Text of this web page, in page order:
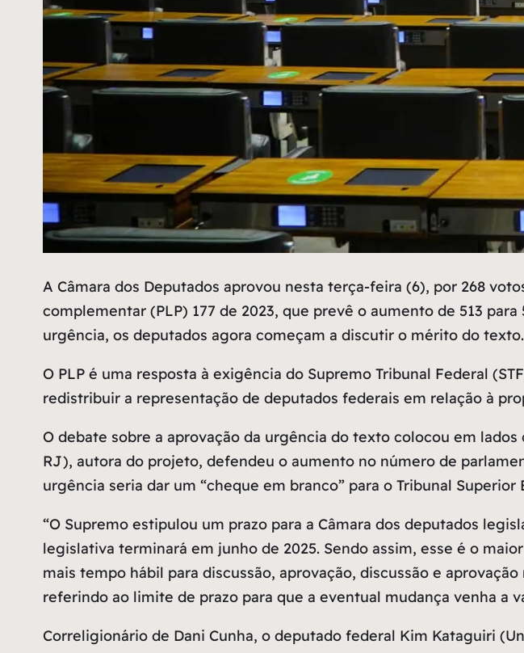
A Câmara dos Deputados aprovou nesta terça-feira (6), por 268
complementar (PLP) 177 de 2023, que prevê o aumento de 513
urgência, os deputados agora começam a discutir o mérito do texto.
O PLP é uma resposta à exigência do Supremo Tribunal Federal
redistribuir a representação de deputados federais em relação à
O debate sobre a aprovação da urgência do texto colocou em
RJ), autora do projeto, defendeu o aumento no número de
urgência seria dar um “cheque em branco” para o Tribunal
“O Supremo estipulou um prazo para a Câmara dos deputados
legislativa terminará em junho de 2025. Sendo assim, esse é o
mais tempo hábil para discussão, aprovação, discussão e
referindo ao limite de prazo para que a eventual mudança venha a
Correligionário de Dani Cunha, o deputado federal Kim Kataguiri